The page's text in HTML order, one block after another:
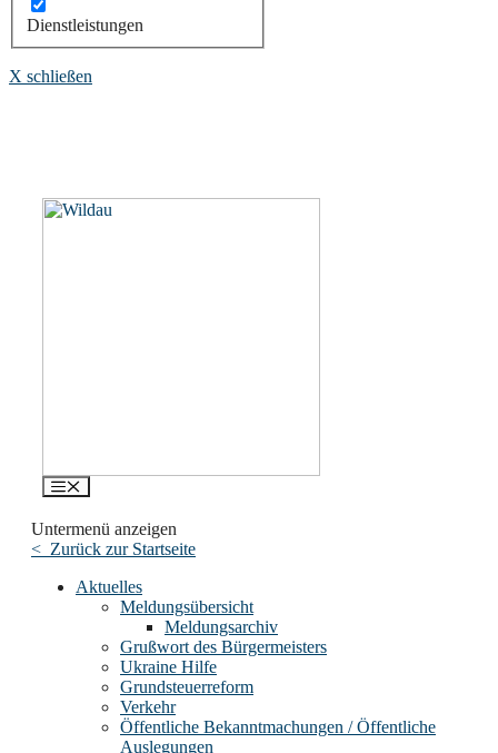
Dienstleistungen
X schließen
Menü
Untermenü anzeigen
< Zurück zur Startseite
Aktuelles
Meldungsübersicht
Meldungsarchiv
Grußwort des Bürgermeisters
Ukraine Hilfe
Grundsteuerreform
Verkehr
Öffentliche Bekanntmachungen / Öffentliche
Auslegungen